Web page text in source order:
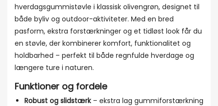
hverdagsgummistøvle i klassisk olivengrøn, designet til
både byliv og outdoor-aktiviteter. Med en bred
pasform, ekstra forstærkninger og et tidløst look får du
en støvle, der kombinerer komfort, funktionalitet og
holdbarhed – perfekt til både regnfulde hverdage og
længere ture i naturen.
Funktioner og fordele
Robust og slidstærk– ekstra lag gummiforstærkning